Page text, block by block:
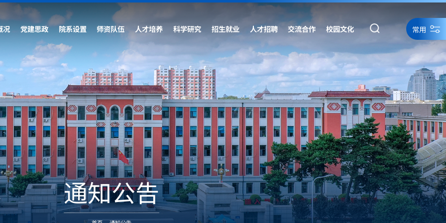
况 党建思政 院系设置 师资队伍 人才培养 科学研究 招生就业 人才招聘 交流合作 校园文化 常用
通知公告